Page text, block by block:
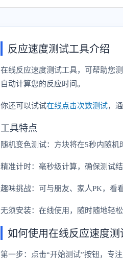
反应速度测试工具介绍
在线反应速度测试工具，可帮助您
自动计算您的反应时间。
你还可以试试在线点击次数测试，
工具特点
随机变色测试：方块将在5秒内随机
精准计时：毫秒级计算，确保测试结
趣味挑战：可与朋友、家人PK，看
无须安装：在线使用，随时随地轻松
如何使用在线反应速度测
第一步：点击“开始测试”按钮，专注